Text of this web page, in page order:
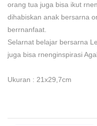
orang tua juga bisa ikut
dihabiskan anak bersarna
berrnanfaat.
Selarnat belajar bersarna
juga bisa rnenginspirasi
Ukuran : 21x29,7cm